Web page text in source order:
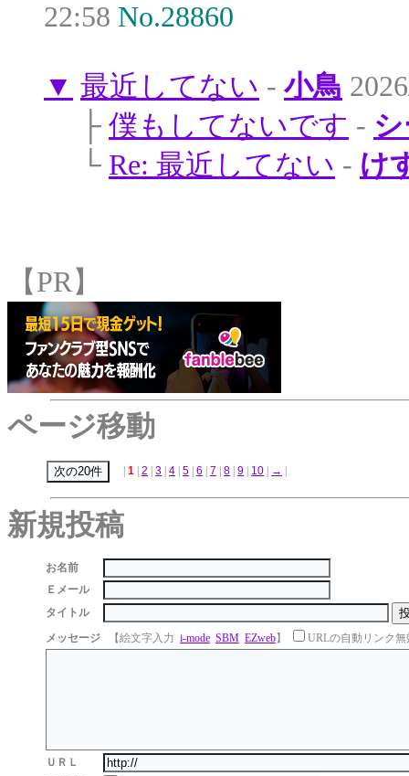
22:58 No.28860
▼ 最近してない - 小鳥
├ 僕もしてないです -
└ Re: 最近してない - け
【PR】
ページ移動
1 2 3 4 5 6 7 8 9 10 →
新規投稿
お名前
Ｅメール
タイトル
メッセージ
【絵文字入力 i-mode SBM EZweb】 URLの自動リンク無
ＵＲＬ